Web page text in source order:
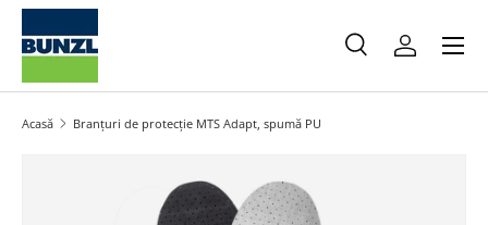
Salt la conținut
Caută
Caută
Meniu
Acasă Branțuri de protecție MTS Adapt, spumă PU
Salt la informațiile produsului